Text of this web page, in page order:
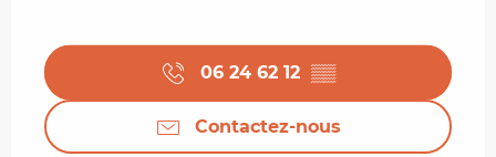
06 24 62 12 ▒▒
Contactez-nous